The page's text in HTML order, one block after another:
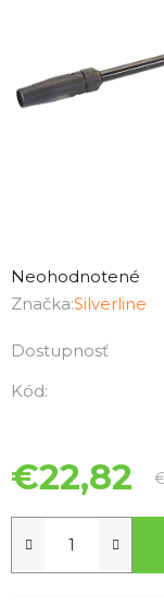
hodnotenie
produktu
0,0
z
Neohodnotené
Značka:Silverline
Dostupnosť
Kód:
€22,82